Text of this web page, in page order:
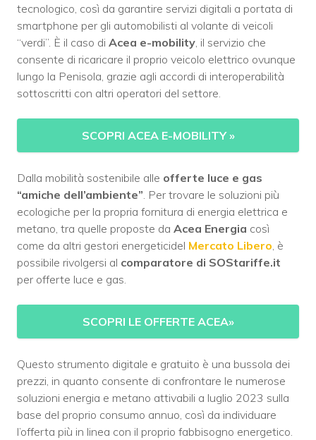
tecnologico, così da garantire servizi digitali a portata di
smartphone per gli automobilisti al volante di veicoli
“verdi”. È il caso di Acea e-mobility, il servizio che
consente di ricaricare il proprio veicolo elettrico ovunque
lungo la Penisola, grazie agli accordi di interoperabilità
sottoscritti con altri operatori del settore.
SCOPRI ACEA E-MOBILITY»
Dalla mobilità sostenibile alle offerte luce e gas
“amiche dell’ambiente”. Per trovare le soluzioni più
ecologiche per la propria fornitura di energia elettrica e
metano, tra quelle proposte da Acea Energia così
come da altri gestori energeticidel Mercato Libero, è
possibile rivolgersi al comparatore di SOStariffe.it
per offerte luce e gas.
SCOPRI LE OFFERTE ACEA»
Questo strumento digitale e gratuito è una bussola dei
prezzi, in quanto consente di confrontare le numerose
soluzioni energia e metano attivabili a luglio 2023 sulla
base del proprio consumo annuo, così da individuare
l’offerta più in linea con il proprio fabbisogno energetico.